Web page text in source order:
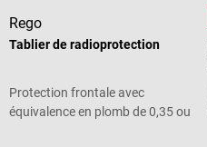
Rego
Tablier de radioprotection
Protection frontale avec
équivalence en plomb de 0,35 ou